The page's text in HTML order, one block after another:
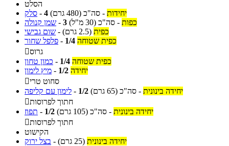
הסלט
סלק - 4 יחידות - סה"כ (480 גרם)
שמן קנולה - 3 כפות - סה"כ (30 מ"ל)
שום גבישי - כפית (2.5 גרם)
פלפל שחור - 1/4 כפית שטוחה
גרוס
כמון טחון - 1/4 כפית שטוחה
מיץ לימון - 1/2 יחידה
סחוט טרי
לימון עם קליפה - 1/2 יחידה בינונית - סה"כ (65 גרם)
חתוך לפרוסות
תפוז - 1/2 יחידה בינונית - סה"כ (105 גרם)
חתוך לפרוסות
הקישוט
בצל ירוק - יחידה בינונית (25 גרם)